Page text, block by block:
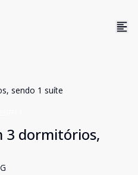
sendo 1 suíte
3 dormitórios,